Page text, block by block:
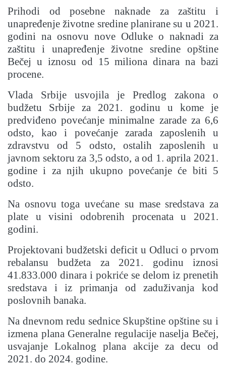
Prihodi od posebne naknade za zaštitu i
unapređenje životne sredine planirane su u 2021.
godini na osnovu nove Odluke o naknadi za
zaštitu i unapređenje životne sredine opštine
Bečej u iznosu od 15 miliona dinara na bazi
procene.
Vlada Srbije usvojila je Predlog zakona o
budžetu Srbije za 2021. godinu u kome je
predviđeno povećanje minimalne zarade za 6,6
odsto, kao i povećanje zarada zaposlenih u
zdravstvu od 5 odsto, ostalih zaposlenih u
javnom sektoru za 3,5 odsto, a od 1. aprila 2021.
godine i za njih ukupno povećanje će biti 5
odsto.
Na osnovu toga uvećane su mase sredstava za
plate u visini odobrenih procenata u 2021.
godini.
Projektovani budžetski deficit u Odluci o prvom
rebalansu budžeta za 2021. godinu iznosi
41.833.000 dinara i pokriće se delom iz prenetih
sredstava i iz primanja od zaduživanja kod
poslovnih banaka.
Na dnevnom redu sednice Skupštine opštine su i
izmena plana Generalne regulacije naselja Bečej,
usvajanje Lokalnog plana akcije za decu od
2021. do 2024. godine.